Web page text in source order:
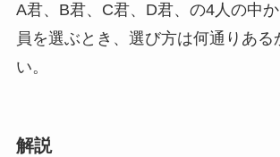
A君、B君、C君、D君、の4人の中
員を選ぶとき、選び方は何通りある
い。
解説